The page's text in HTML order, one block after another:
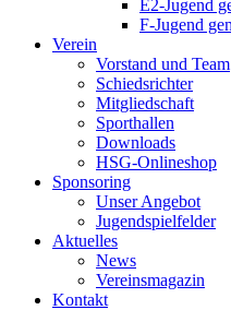
E2-Jugend
F-Jugend
Verein
Vorstand und Team
Schiedsrichter
Mitgliedschaft
Sporthallen
Downloads
HSG-Onlineshop
Sponsoring
Unser Angebot
Jugendspielfelder
Aktuelles
News
Vereinsmagazin
Kontakt